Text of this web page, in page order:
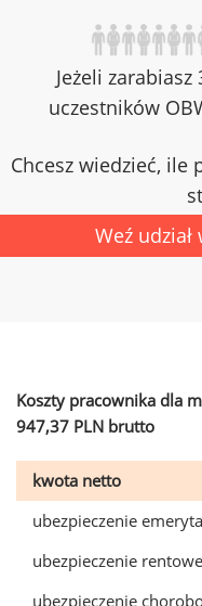
Jeżeli
uczestników
Chcesz wiedzieć, ile
Weź
Koszty pracownika dla
947,37 PLN brutto
kwota netto
ubezpieczenie
ubezpieczenie rentowe
ubezpieczenie